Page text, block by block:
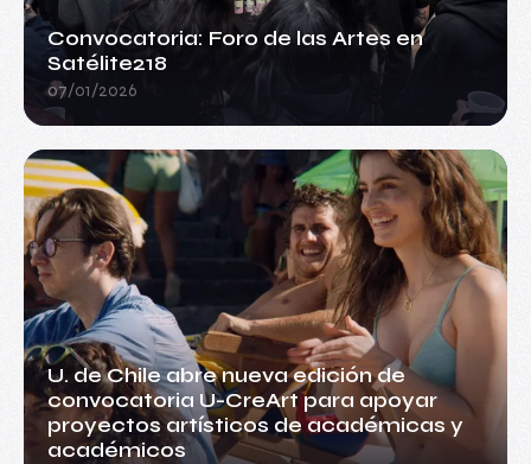
Convocatoria: Foro de las Artes en
Satélite218
07/01/2026
U. de Chile abre nueva edición de
convocatoria U-CreArt para apoyar
proyectos artísticos de académicas y
académicos